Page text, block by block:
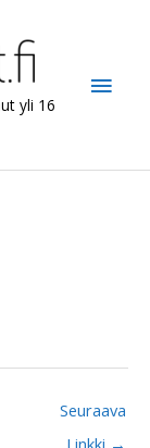
yli 16
Seuraava